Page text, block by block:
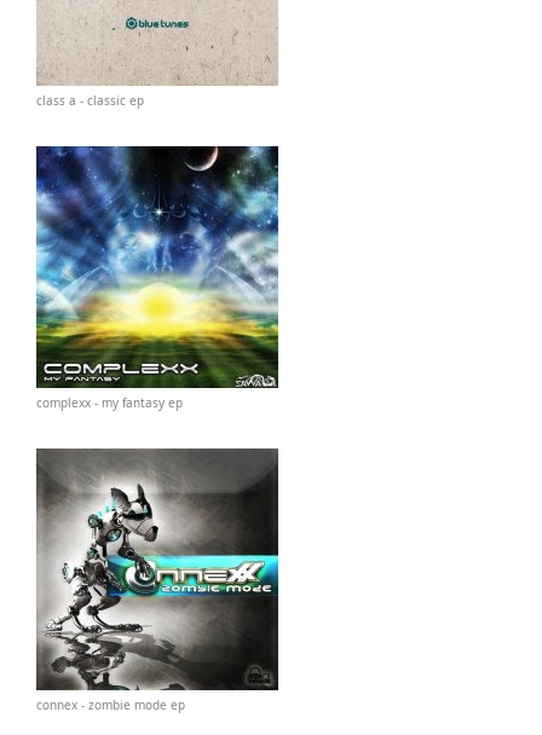
class a - classic ep
complexx - my fantasy ep
connex - zombie mode ep